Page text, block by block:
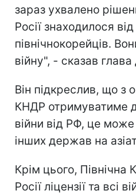
зараз ухвалено
Росії знаходилося
північнокорейців.
війну", - сказав
Він підкреслив, що з
КНДР отримуватиме
війни від РФ, це
інших держав на
Крім цього, Північна
Росії ліцензії та всі